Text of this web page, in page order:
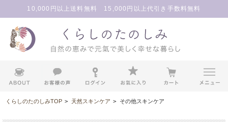
10,000円以上送料無料 15,000円以上代引き手数料無料
くらしのたのしみTOP > 天然スキンケア > その他スキンケア